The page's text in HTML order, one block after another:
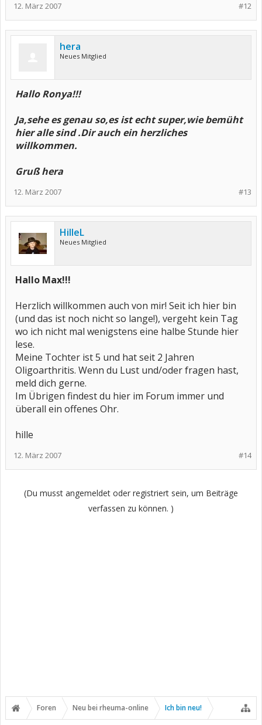
#12
12. März 2007
hera
Neues Mitglied
HalloRonya!!!
Ja,sehe es genau so,es ist echt super,wie bemüht
hier alle sind .Dir auch ein herzliches
willkommen.
Gruß hera
#13
12. März 2007
HilleL
Neues Mitglied
Hallo Max!!!
Herzlich willkommen auch von mir! Seit ich hier bin
(und das ist noch nicht so lange!), vergeht kein Tag
wo ich nicht mal wenigstens eine halbe Stunde hier
lese.
Meine Tochter ist 5 und hat seit 2 Jahren
Oligoarthritis. Wenn du Lust und/oder fragen hast,
meld dich gerne.
Im Übrigen findest du hier im Forum immer und
überall ein offenes Ohr.
hille
#14
12. März 2007
(Du musst angemeldet oder registriert sein, um Beiträge
verfassen zu können. )
Foren Neu bei rheuma-online Ich bin neu!